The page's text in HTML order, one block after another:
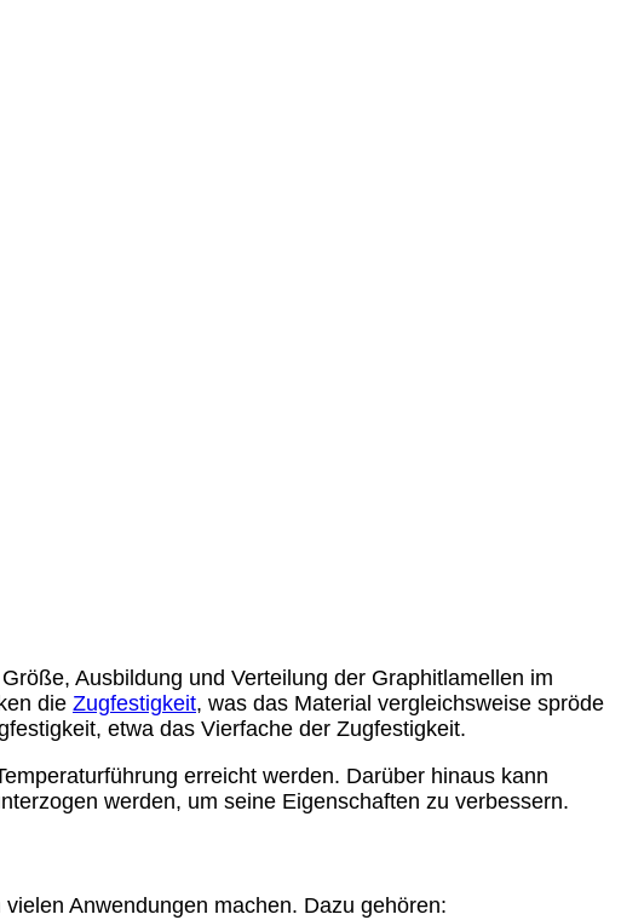
Ausbildung und Verteilung der Graphitlamellen im
die Zugfestigkeit, was das Material vergleichsweise spröde
etwa das Vierfache der Zugfestigkeit.
erreicht werden. Darüber hinaus kann
werden, um seine Eigenschaften zu verbessern.
Anwendungen machen. Dazu gehören: